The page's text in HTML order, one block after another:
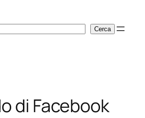
Cerca
di Facebook